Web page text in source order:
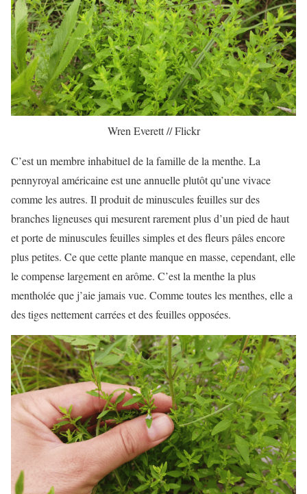
Wren Everett // Flickr
C’est un membre inhabituel de la famille de la menthe. La
pennyroyal américaine est une annuelle plutôt qu’une vivace
comme les autres. Il produit de minuscules feuilles sur des
branches ligneuses qui mesurent rarement plus d’un pied de haut
et porte de minuscules feuilles simples et des fleurs pâles encore
plus petites. Ce que cette plante manque en masse, cependant, elle
le compense largement en arôme. C’est la menthe la plus
mentholée que j’aie jamais vue. Comme toutes les menthes, elle a
des tiges nettement carrées et des feuilles opposées.